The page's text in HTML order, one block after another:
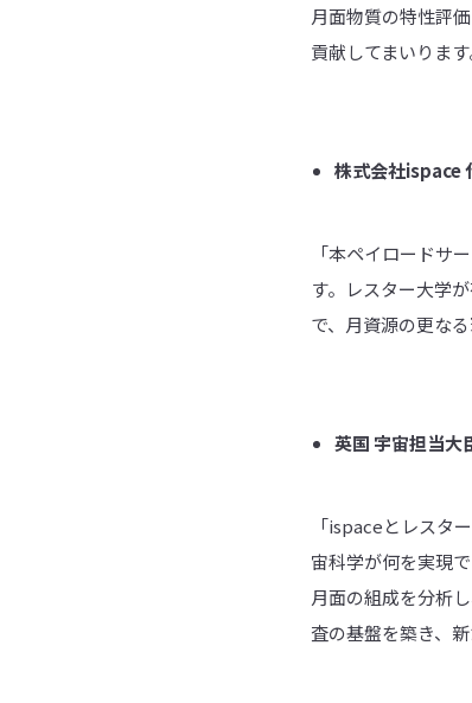
月面物質の特性評
貢献してまいります
株式会社ispace
「本ペイロードサ
す。レスター大学
で、月資源の更な
英国 宇宙担当
「ispaceとレスタ
宙科学が何を実現
月面の組成を分析
査の基盤を築き、